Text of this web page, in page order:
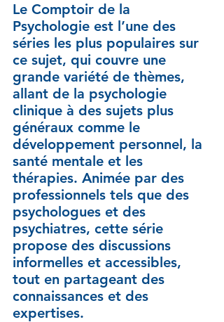
Le Comptoir de la
Psychologie est l’une des
séries les plus populaires sur
ce sujet, qui couvre une
grande variété de thèmes,
allant de la psychologie
clinique à des sujets plus
généraux comme le
développement personnel, la
santé mentale et les
thérapies. Animée par des
professionnels tels que des
psychologues et des
psychiatres, cette série
propose des discussions
informelles et accessibles,
tout en partageant des
connaissances et des
expertises.